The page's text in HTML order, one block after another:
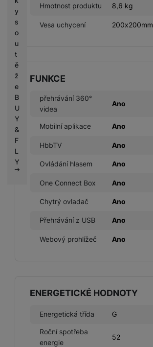
y
s
o
u
t
ě
ž
e
B
U
Y
&
F
L
Y
Hmotnost produktu 8,6 kg
Vesa uchycení 200x200mm
FUNKCE
přehrávání 360°
videa
Ano
Mobilní aplikace Ano
HbbTV Ano
Ovládání hlasem Ano
One Connect Box Ano
Chytrý ovladač Ano
Přehrávání z USB Ano
Webový prohlížeč Ano
ENERGETICKÉ HODNOTY
Energetická třída G
Roční spotřeba
energie
52